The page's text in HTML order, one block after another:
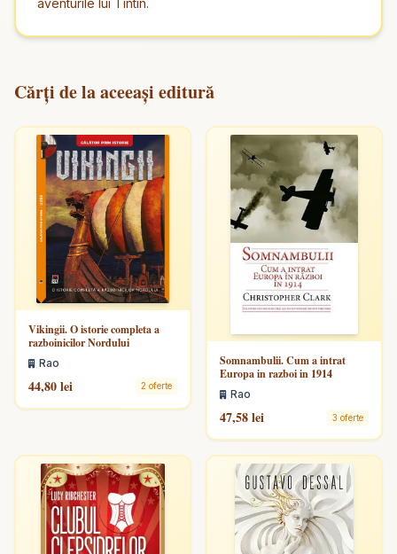
aventurile lui Tintin.
Cărți de la aceeași editură
Vikingii. O istorie completa a
razboinicilor Nordului
Rao
44,80 lei 2 oferte
Somnambulii. Cum a intrat
Europa in razboi in 1914
Rao
47,58 lei 3 oferte